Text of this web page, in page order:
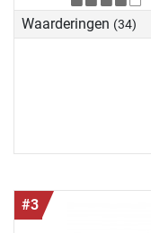
Waarderingen (34)
#3